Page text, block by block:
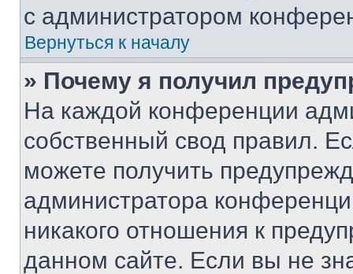
с администратором
Вернуться к началу
» Почему я получил
На каждой конференции
собственный свод правил.
можете получить
администратора
никакого отношения к
данном сайте. Если вы не